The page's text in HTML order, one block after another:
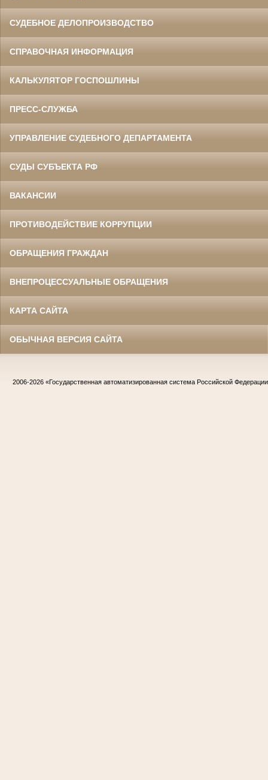
СУДЕБНОЕ ДЕЛОПРОИЗВОДСТВО
СПРАВОЧНАЯ ИНФОРМАЦИЯ
КАЛЬКУЛЯТОР ГОСПОШЛИНЫ
ПРЕСС-СЛУЖБА
УПРАВЛЕНИЕ СУДЕБНОГО ДЕПАРТАМЕНТА
СУДЫ СУБЪЕКТА РФ
ВАКАНСИИ
ПРОТИВОДЕЙСТВИЕ КОРРУПЦИИ
ОБРАЩЕНИЯ ГРАЖДАН
ВНЕПРОЦЕССУАЛЬНЫЕ ОБРАЩЕНИЯ
КАРТА САЙТА
ОБЫЧНАЯ ВЕРСИЯ САЙТА
2006-2026 «Государственная автоматизированная система Российской